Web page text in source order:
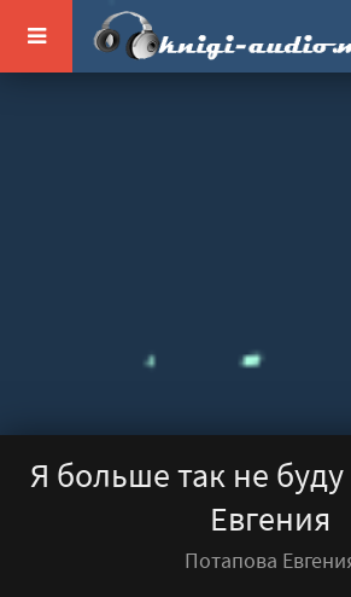
Я больше так не
Евгения
Потапова